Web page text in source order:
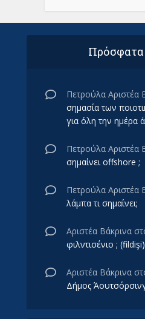
Πρόσφατα
Πετρούλα Αριστέα
σημασία των
για όλη την ημέρα
Πετρούλα Αριστέα
σημαίνει offshore ;
Πετρούλα Αριστέα
λάμπα τι σημαίνει;
Αριστέα Βάκρινα
φιλντισένιο ; (fildişi)
Αριστέα Βάκρινα
Δήμος